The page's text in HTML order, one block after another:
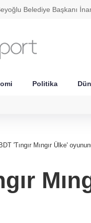
Belediye Başkanı
28,0626
Politika
'Tıngır Mıngır Ülke'